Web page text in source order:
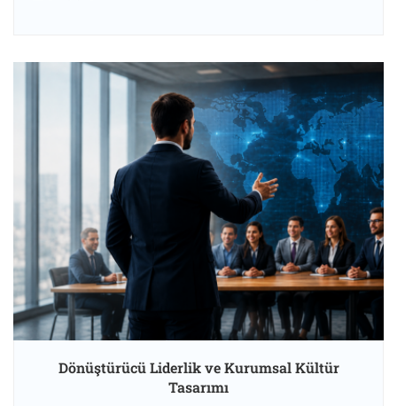
Dönüştürücü Liderlik ve Kurumsal Kültür
Tasarımı